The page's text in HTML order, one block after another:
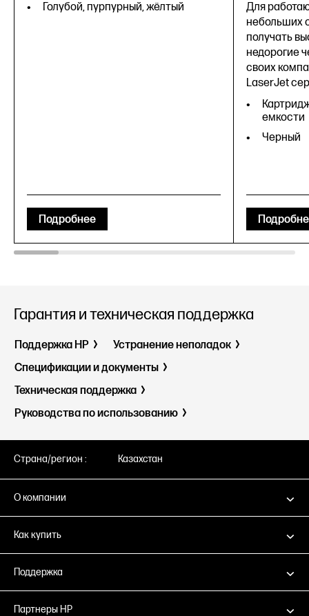
Голубой, пурпурный, жёлтый
Подробнее
Для
небольших
получать
недорогие
своих
LaserJet
емкости
Черный
Гарантия и техническая поддержка
Поддержка HP
Устранение неполадок
Спецификации и документы
Техническая поддержка
Руководства по использованию
Страна/регион : Казахстан
О компании
Как купить
Поддержка
Партнеры HP